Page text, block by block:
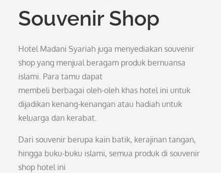
Souvenir Shop
Hotel Madani Syariah juga menyediakan souvenir
shop yang menjual beragam produk bernuansa
islami. Para tamu dapat
membeli berbagai oleh-oleh khas hotel ini untuk
dijadikan kenang-kenangan atau hadiah untuk
keluarga dan kerabat.
Dari souvenir berupa kain batik, kerajinan tangan,
hingga buku-buku islami, semua produk di souvenir
shop hotel ini